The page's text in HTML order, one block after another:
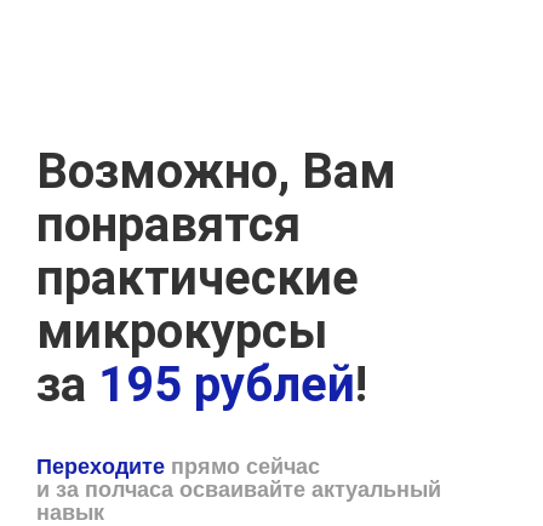
Возможно, Вам
понравятся
практические
микрокурсы
за 195 рублей!
Переходите прямо сейчас
и за полчаса осваивайте актуальный
навык